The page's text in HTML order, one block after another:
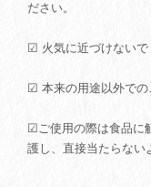
ださい。
☑ 火気に近づけないで
☑ 本来の用途以外での
☑ご使用の際は食品に
護し、直接当たらない